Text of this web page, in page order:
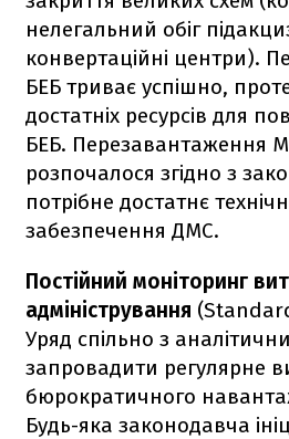
нелегальний обіг
конвертаційні центри).
БЕБ триває успішно,
достатніх ресурсів для
БЕБ. Перезавантаження
розпочалося згідно з
потрібне достатнє
забезпечення ДМС.
Постійний моніторинг
адміністрування
Уряд спільно з
запровадити регулярне
бюрократичного
Будь-яка законодавча